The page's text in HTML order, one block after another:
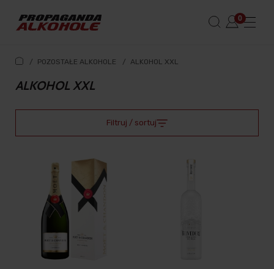
/ POZOSTAŁE ALKOHOLE / ALKOHOL XXL
ALKOHOL XXL
Filtruj / sortuj